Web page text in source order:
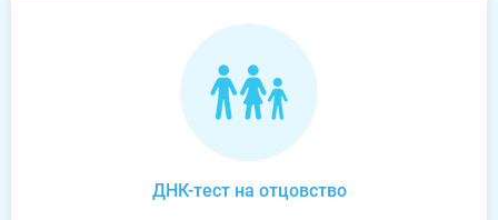
ДНК-тест на отцовство